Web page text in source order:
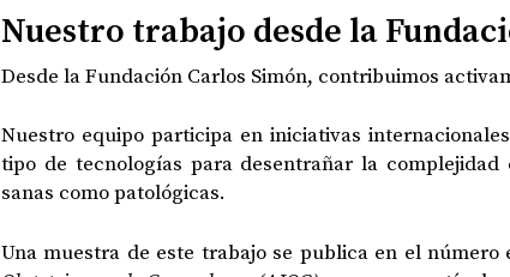
Nuestro trabajo desde la
Desde la Fundación Carlos Simón, contribuimos
Nuestro equipo participa en iniciativas
tipo de tecnologías para desentrañar la
sanas como patológicas.
Una muestra de este trabajo se publica en el número